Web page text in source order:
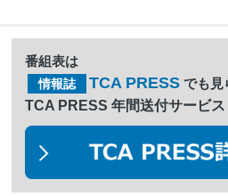
番組表は
情報誌 TCA PRESS でも見
TCA PRESS 年間送付サービ